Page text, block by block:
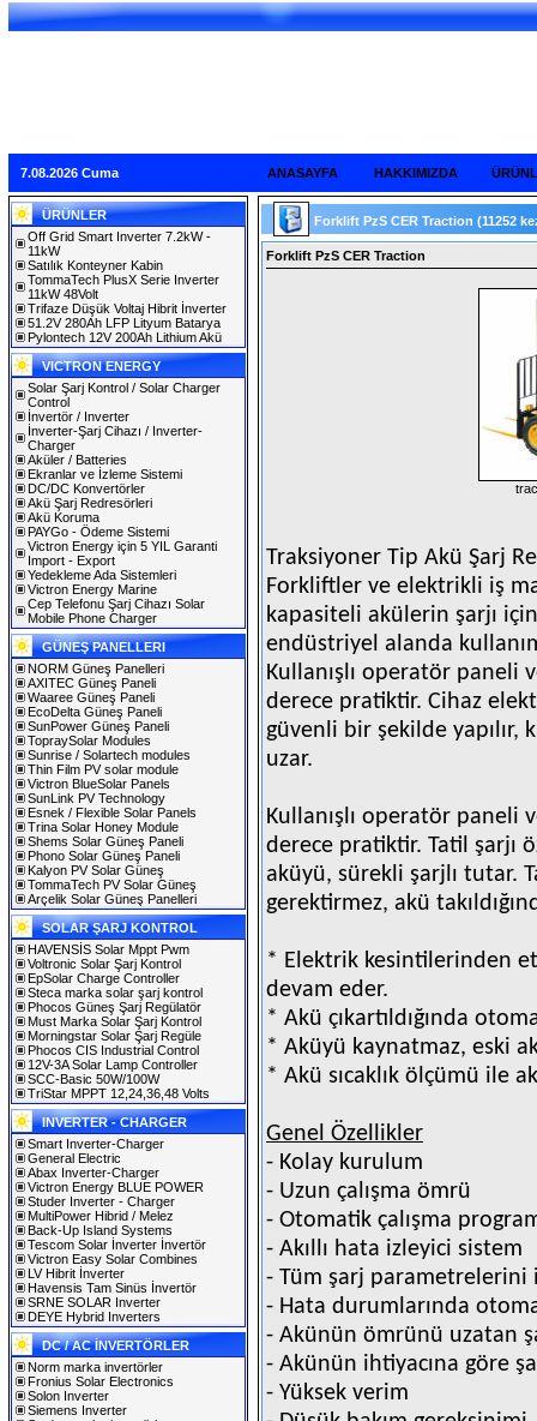
7.08.2026 Cuma ANASAYFA HAKKIMIZDA
ÜRÜNLER
Off Grid Smart Inverter 7.2kW -
11kW
Satılık Konteyner Kabin
TommaTech PlusX Serie Inverter
11kW 48Volt
Trifaze Düşük Voltaj Hibrit İnverter
51.2V 280Ah LFP Lityum Batarya
Pylontech 12V 200Ah Lithium Akü
VICTRON ENERGY
Solar Şarj Kontrol / Solar Charger
Control
İnvertör / Inverter
İnverter-Şarj Cihazı / Inverter-
Charger
Aküler / Batteries
Ekranlar ve İzleme Sistemi
DC/DC Konvertörler
Akü Şarj Redresörleri
Akü Koruma
PAYGo - Ödeme Sistemi
Victron Energy için 5 YIL Garanti
Import - Export
Yedekleme Ada Sistemleri
Victron Energy Marine
Cep Telefonu Şarj Cihazı Solar
Mobile Phone Charger
GÜNEŞ PANELLERI
NORM Güneş Panelleri
AXITEC Güneş Paneli
Waaree Güneş Paneli
EcoDelta Güneş Paneli
SunPower Güneş Paneli
TopraySolar Modules
Sunrise / Solartech modules
Thin Film PV solar module
Victron BlueSolar Panels
SunLink PV Technology
Esnek / Flexible Solar Panels
Trina Solar Honey Module
Shems Solar Güneş Paneli
Phono Solar Güneş Paneli
Kalyon PV Solar Güneş
TommaTech PV Solar Güneş
Arçelik Solar Güneş Panelleri
SOLAR ŞARJ KONTROL
HAVENSİS Solar Mppt Pwm
Voltronic Solar Şarj Kontrol
EpSolar Charge Controller
Steca marka solar şarj kontrol
Phocos Güneş Şarj Regülatör
Must Marka Solar Şarj Kontrol
Morningstar Solar Şarj Regüle
Phocos CIS Industrial Control
12V-3A Solar Lamp Controller
SCC-Basic 50W/100W
TriStar MPPT 12,24,36,48 Volts
INVERTER - CHARGER
Smart Inverter-Charger
General Electric
Abax Inverter-Charger
Victron Energy BLUE POWER
Studer Inverter - Charger
MultiPower Hibrid / Melez
Back-Up Island Systems
Tescom Solar İnverter İnvertör
Victron Easy Solar Combines
LV Hibrit İnverter
Havensis Tam Sinüs İnvertör
SRNE SOLAR Inverter
DEYE Hybrid Inverters
DC / AC İNVERTÖRLER
Norm marka invertörler
Fronius Solar Electronics
Solon Inverter
Siemens Inverter
Forklift PzS CER Traction (11252
Forklift PzS CER Traction
Traksiyoner Tip Akü Şarj
Forkliftler ve elektrikli iş
kapasiteli akülerin şarjı
endüstriyel alanda
Kullanışlı operatör paneli
derece pratiktir. Cihaz
güvenli bir şekilde yapılır,
uzar.
Kullanışlı operatör paneli
derece pratiktir. Tatil şarjı
aküyü, sürekli şarjlı tutar.
gerektirmez, akü
* Elektrik kesintilerinden
devam eder.
* Akü çıkartıldığında
* Aküyü kaynatmaz, eski
* Akü sıcaklık ölçümü ile
Genel Özellikler
- Kolay kurulum
- Uzun çalışma ömrü
- Otomatik çalışma
- Akıllı hata izleyici sistem
- Tüm şarj parametrelerini
- Hata durumlarında
- Akünün ömrünü uzatan
- Akünün ihtiyacına göre
- Yüksek verim